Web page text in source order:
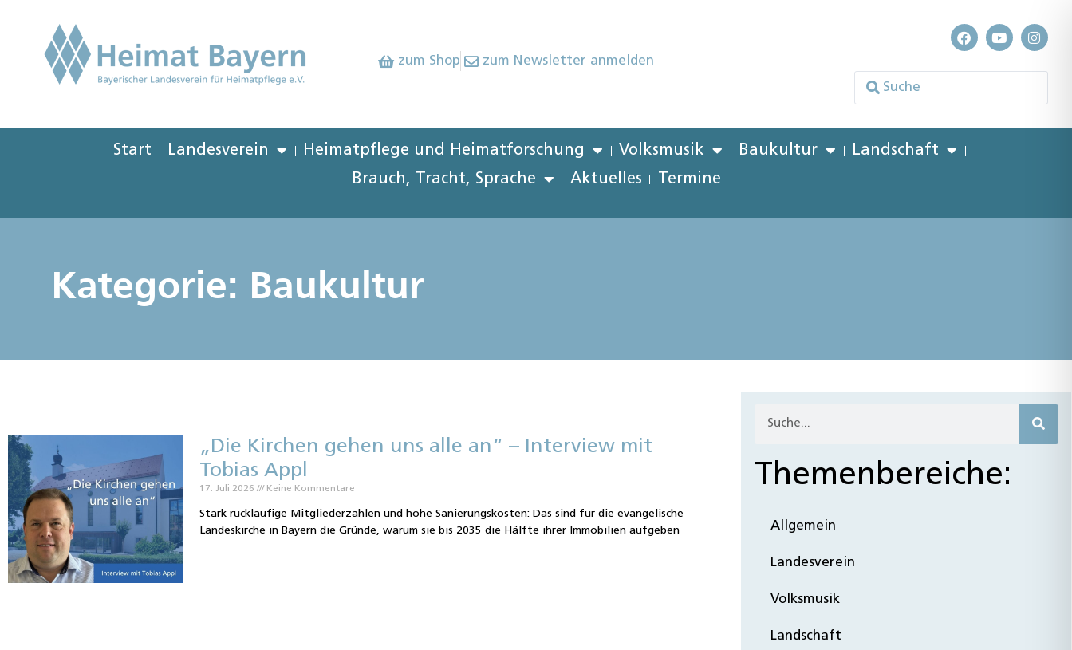
zum Shop zum Newsletter anmelden
Start Landesverein Heimatpflege und Heimatforschung Volksmusik Baukultur
Landschaft
Brauch, Tracht, Sprache
Aktuelles Termine
Kategorie: Baukultur
„Die Kirchen gehen uns alle an“ – Interview mit
Tobias Appl
17. Juli 2026 Keine Kommentare
Stark rückläufige Mitgliederzahlen und hohe Sanierungskosten: Das sind für die evangelische
Landeskirche in Bayern die Gründe, warum sie bis 2035 die Hälfte ihrer Immobilien aufgeben
Themenbereiche:
Allgemein
Landesverein
Volksmusik
Landschaft